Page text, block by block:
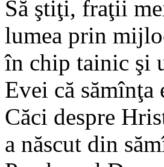
Să ştiţi, fraţii
lumea prin
în chip tainic şi
Evei că
Căci despre
a născut din